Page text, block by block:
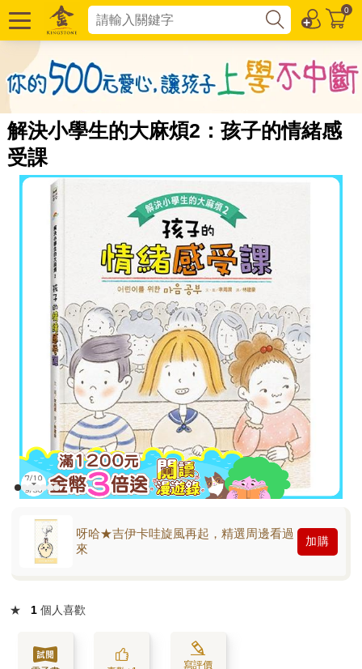
0
解決小學生的大麻煩2：孩子的情緒感
受課
呀哈★吉伊卡哇旋風再起，精選周邊看過
來
加購
★ 1 個人喜歡
寫評價